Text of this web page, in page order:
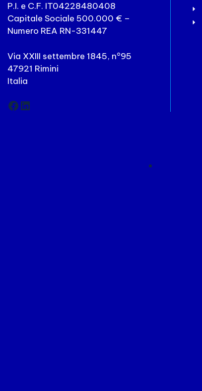
P.I. e C.F. IT04228480408
Capitale Sociale 500.000 € –
Numero REA RN-331447
Via XXIII settembre 1845, n°95
47921 Rimini
Italia
Facebook
LinkedIn